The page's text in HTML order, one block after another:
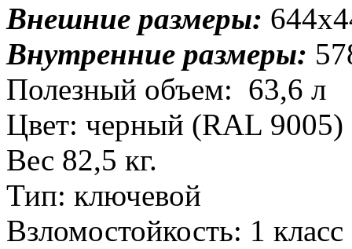
Внешние размеры:
Внутренние размеры:
Полезный объем: 63,6 л
Цвет: черный (RAL 9005)
Вес 82,5 кг.
Тип: ключевой
Взломостойкость: 1